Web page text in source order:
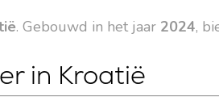
. Gebouwd in het jaar 2024,
in Kroatië